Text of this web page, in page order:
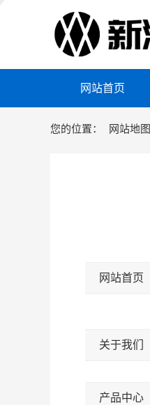
网站首页
您的位置： 网站地图
网站首页
关于我们
产品中心